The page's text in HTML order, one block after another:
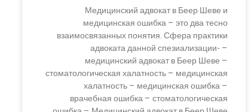
Медицинский адвокат в Беер Шеве и
медицинская ошибка – это два тесно
взаимосвязанных понятия. Сфера практики
адвоката данной спезиализации- –
медицинский адвокат в Беер Шеве –
стоматологическая халатность – медицинская
халатность – медицинская ошибка –
врачебная ошибка – стоматологическая